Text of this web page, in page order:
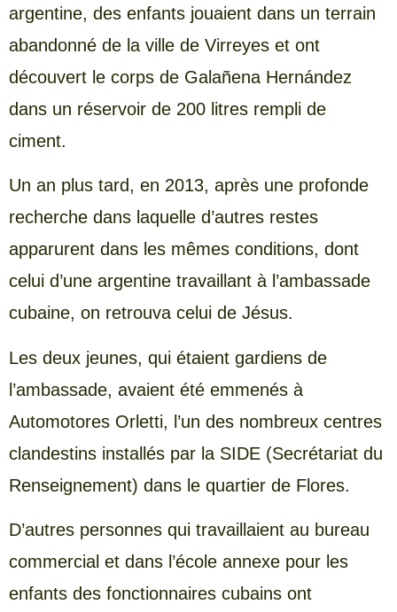
argentine, des enfants jouaient dans un terrain
abandonné de la ville de Virreyes et ont
découvert le corps de Galañena Hernández
dans un réservoir de 200 litres rempli de
ciment.
Un an plus tard, en 2013, après une profonde
recherche dans laquelle d’autres restes
apparurent dans les mêmes conditions, dont
celui d’une argentine travaillant à l’ambassade
cubaine, on retrouva celui de Jésus.
Les deux jeunes, qui étaient gardiens de
l’ambassade, avaient été emmenés à
Automotores Orletti, l’un des nombreux centres
clandestins installés par la SIDE (Secrétariat du
Renseignement) dans le quartier de Flores.
D’autres personnes qui travaillaient au bureau
commercial et dans l’école annexe pour les
enfants des fonctionnaires cubains ont